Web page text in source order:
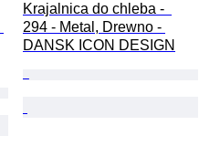
Krajalnica do chleba -
294 - Metal, Drewno -
DANSK ICON DESIGN